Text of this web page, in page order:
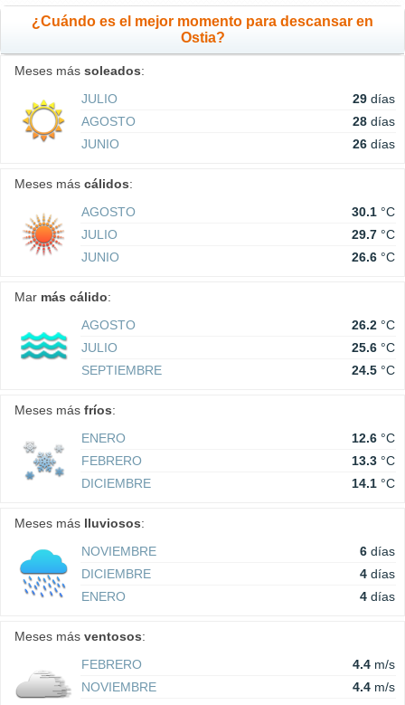
¿Cuándo es el mejor momento para descansar en
Ostia?
Meses más soleados:
JULIO
29 días
AGOSTO
28 días
JUNIO
26 días
Meses más cálidos:
AGOSTO
30.1 °C
JULIO
29.7 °C
JUNIO
26.6 °C
Mar más cálido:
AGOSTO
26.2 °C
JULIO
25.6 °C
SEPTIEMBRE
24.5 °C
Meses más fríos:
ENERO
12.6 °C
FEBRERO
13.3 °C
DICIEMBRE
14.1 °C
Meses más lluviosos:
NOVIEMBRE
6 días
DICIEMBRE
4 días
ENERO
4 días
Meses más ventosos:
FEBRERO
4.4 m/s
NOVIEMBRE
4.4 m/s